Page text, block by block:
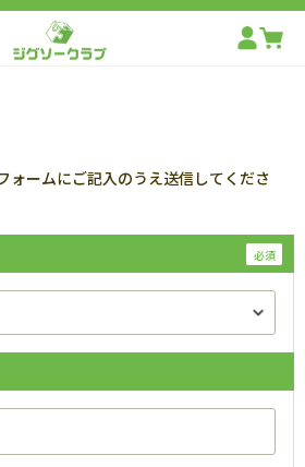
ォームにご記入のうえ送信してくださ